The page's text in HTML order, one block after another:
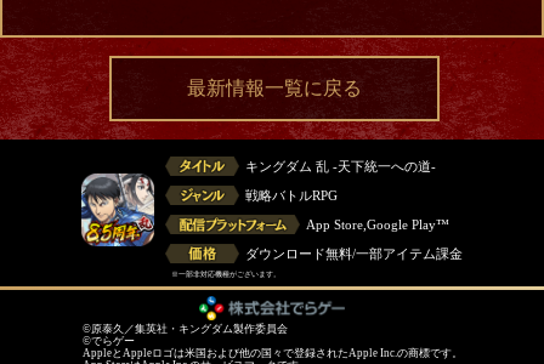
最新情報一覧に戻る
キングダム 乱 -天下統一への道-
戦略バトルRPG
App Store,Google Play™
ダウンロード無料/一部アイテム課金
※一部非対応機種がございます。
©原泰久／集英社・キングダム製作委員会
©でらゲー
AppleとAppleロゴは米国および他の国々で登録されたApple Inc.の商標です。